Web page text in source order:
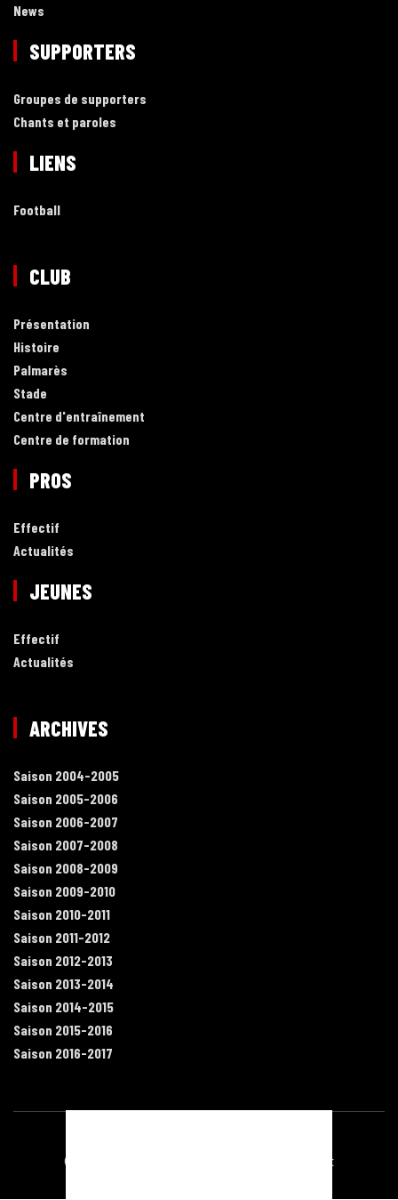
News
SUPPORTERS
Groupes de supporters
Chants et paroles
LIENS
Football
CLUB
Présentation
Histoire
Palmarès
Stade
Centre d'entraînement
Centre de formation
PROS
Effectif
Actualités
JEUNES
Effectif
Actualités
ARCHIVES
Saison 2004-2005
Saison 2005-2006
Saison 2006-2007
Saison 2007-2008
Saison 2008-2009
Saison 2009-2010
Saison 2010-2011
Saison 2011-2012
Saison 2012-2013
Saison 2013-2014
Saison 2014-2015
Saison 2015-2016
Saison 2016-2017
Contact
Recrutement